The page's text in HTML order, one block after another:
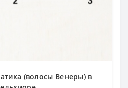
(волосы Венеры) в